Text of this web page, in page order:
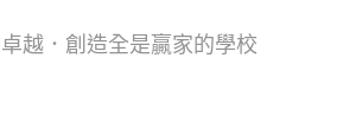
越．創造全是贏家的學校